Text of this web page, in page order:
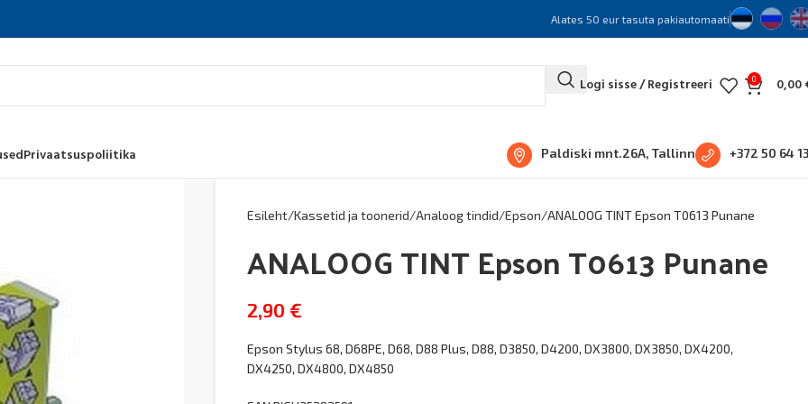
Alates 50 eur tasuta pakiautomaati
Logi sisse / Registreeri 0 0,00
Privaatsuspoliitika Paldiski mnt.26A, Tallinn +372 50 64
Esileht Kassetid ja toonerid Analoog tindid Epson ANALOOG TINT Epson T0613 Punane
ANALOOG TINT Epson T0613 Punane
2,90 €
Epson Stylus 68, D68PE, D68, D88 Plus, D88, D3850, D4200, DX3800, DX3850, DX4200,
DX4250, DX4800, DX4850